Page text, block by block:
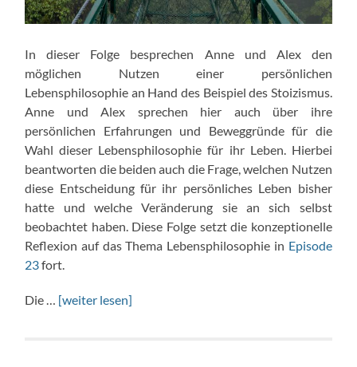
In dieser Folge besprechen Anne und Alex den
möglichen Nutzen einer persönlichen
Lebensphilosophie an Hand des Beispiel des Stoizismus.
Anne und Alex sprechen hier auch über ihre
persönlichen Erfahrungen und Beweggründe für die
Wahl dieser Lebensphilosophie für ihr Leben. Hierbei
beantworten die beiden auch die Frage, welchen Nutzen
diese Entscheidung für ihr persönliches Leben bisher
hatte und welche Veränderung sie an sich selbst
beobachtet haben. Diese Folge setzt die konzeptionelle
Reflexion auf das Thema Lebensphilosophie in Episode
23fort.
Die … [weiter lesen]